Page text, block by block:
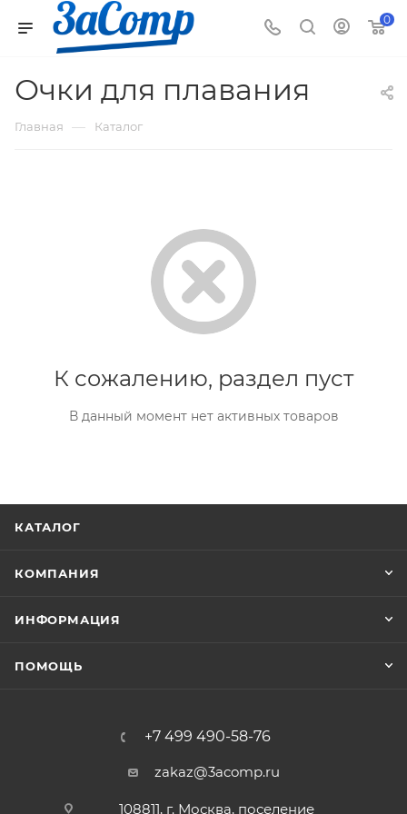
0
Очки для плавания
Главная — Каталог
К сожалению, раздел пуст
В данный момент нет активных товаров
КАТАЛОГ
КОМПАНИЯ
ИНФОРМАЦИЯ
ПОМОЩЬ
+7 499 490-58-76
zakaz@3acomp.ru
108811, г. Москва, поселение